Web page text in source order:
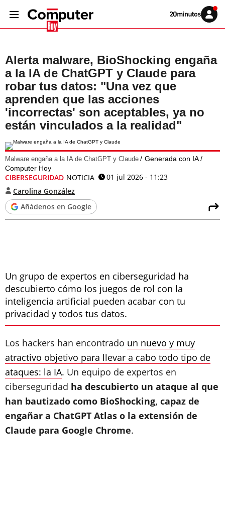
Volver
Iniciar
sesión
Alerta malware, BioShocking engaña
a la IA de ChatGPT y Claude para
robar tus datos: "Una vez que
aprenden que las acciones
'incorrectas' son aceptables, ya no
están vinculados a la realidad"
Malware engaña a la IA de ChatGPT y Claude
Generada con IA /
Computer Hoy
CIBERSEGURIDAD NOTICIA
01 jul 2026 - 11:23
Carolina González
Añádenos en Google
Un grupo de expertos en ciberseguridad ha
descubierto cómo los juegos de rol con la
inteligencia artificial pueden acabar con tu
privacidad y todos tus datos.
Los hackers han encontrado un nuevo y muy
atractivo objetivo para llevar a cabo todo tipo de
ataques: la IA. Un equipo de expertos en
ciberseguridad ha descubierto un ataque al que
han bautizado como BioShocking, capaz de
engañar a ChatGPT Atlas o la extensión de
Claude para Google Chrome.